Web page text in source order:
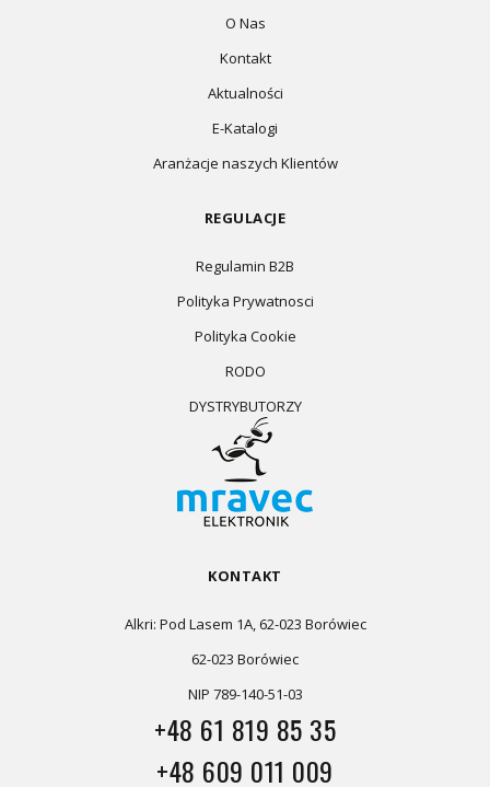
O Nas
Kontakt
Aktualności
E-Katalogi
Aranżacje naszych Klientów
REGULACJE
Regulamin B2B
Polityka Prywatnosci
Polityka Cookie
RODO
DYSTRYBUTORZY
KONTAKT
Alkri: Pod Lasem 1A, 62-023 Borówiec
62-023 Borówiec
NIP 789-140-51-03
+48 61 819 85 35
+48 609 011 009